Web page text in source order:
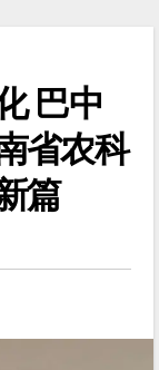
巴中
省农科
篇